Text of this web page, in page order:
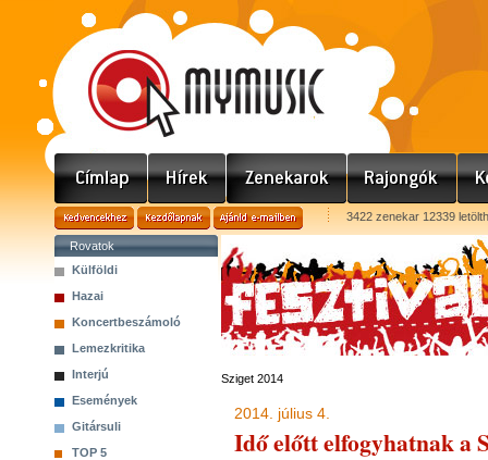
3422 zenekar 12339
Rovatok
Külföldi
Hazai
Koncertbeszámoló
Lemezkritika
Interjú
Események
Gitársuli
TOP 5
Sziget 2014
2014. július 4.
Idő előtt elfogyhatnak a